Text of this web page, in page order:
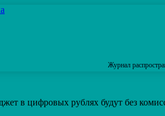
Журнал
в цифровых рублях будут без